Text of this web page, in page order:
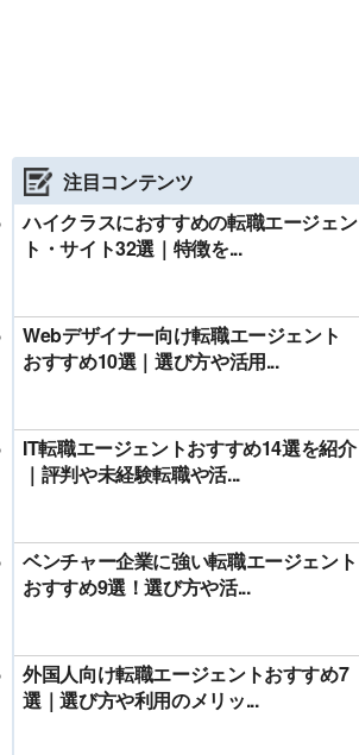
注目コンテンツ
ハイクラスにおすすめの転職エージェン
ト・サイト32選｜特徴を...
Webデザイナー向け転職エージェント
おすすめ10選｜選び方や活用...
IT転職エージェントおすすめ14選を紹介
｜評判や未経験転職や活...
ベンチャー企業に強い転職エージェント
おすすめ9選！選び方や活...
外国人向け転職エージェントおすすめ7
選｜選び方や利用のメリッ...